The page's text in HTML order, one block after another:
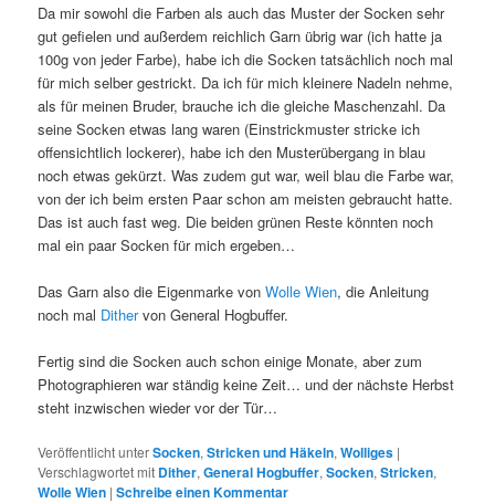
Da mir sowohl die Farben als auch das Muster der Socken sehr
gut gefielen und außerdem reichlich Garn übrig war (ich hatte ja
100g von jeder Farbe), habe ich die Socken tatsächlich noch mal
für mich selber gestrickt. Da ich für mich kleinere Nadeln nehme,
als für meinen Bruder, brauche ich die gleiche Maschenzahl. Da
seine Socken etwas lang waren (Einstrickmuster stricke ich
offensichtlich lockerer), habe ich den Musterübergang in blau
noch etwas gekürzt. Was zudem gut war, weil blau die Farbe war,
von der ich beim ersten Paar schon am meisten gebraucht hatte.
Das ist auch fast weg. Die beiden grünen Reste könnten noch
mal ein paar Socken für mich ergeben…
Das Garn also die Eigenmarke vonWolle Wien, die Anleitung
noch mal Dithervon General Hogbuffer.
Fertig sind die Socken auch schon einige Monate, aber zum
Photographieren war ständig keine Zeit… und der nächste Herbst
steht inzwischen wieder vor der Tür…
Veröffentlicht unterSocken,Stricken und Häkeln,Wolliges |
Verschlagwortet mit Dither,General Hogbuffer,Socken,Stricken,
Wolle Wien |Schreibe einen Kommentar